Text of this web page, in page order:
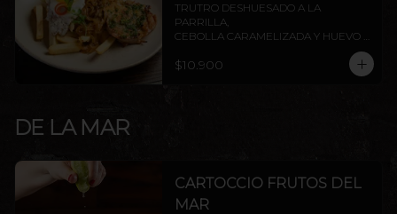
TRUTRO DESHUESADO A LA
PARRILLA,
CEBOLLA CARAMELIZADA Y HUEVO
$10.900
DE LA MAR
CARTOCCIO FRUTOS DEL
MAR